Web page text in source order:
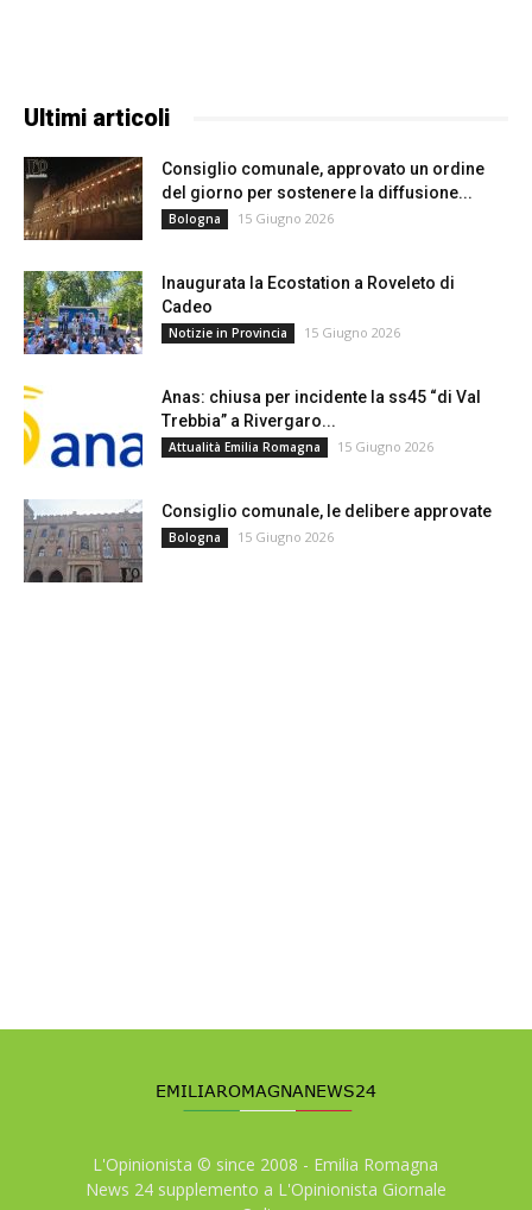
Ultimi articoli
Consiglio comunale, approvato un ordine
del giorno per sostenere la diffusione...
Bologna 15 Giugno 2026
Inaugurata la Ecostation a Roveleto di
Cadeo
Notizie in Provincia 15 Giugno 2026
Anas: chiusa per incidente la ss45 “di Val
Trebbia” a Rivergaro...
Attualità Emilia Romagna 15 Giugno 2026
Consiglio comunale, le delibere approvate
Bologna 15 Giugno 2026
L'Opinionista © since 2008 - Emilia Romagna
News 24 supplemento a L'Opinionista Giornale